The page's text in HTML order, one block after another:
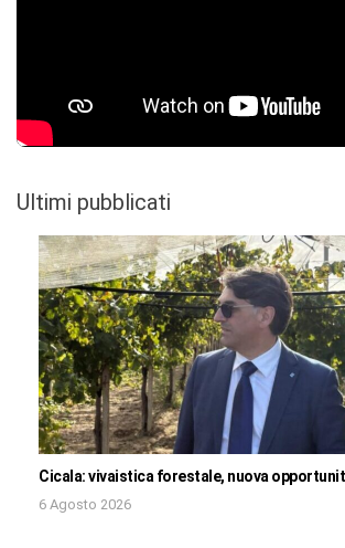
Ultimi pubblicati
Cicala: vivaistica forestale, nuova
6 Agosto 2026